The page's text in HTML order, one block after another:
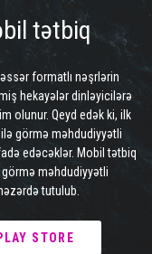
tətbiq
formatlı nəşrlərin
hekayələr dinləyicilərə
olunur. Qeyd edək ki, ilk
görmə məhdudiyyətli
edəcəklər. Mobil tətbiq
məhdudiyyətli
tutulub.
STORE